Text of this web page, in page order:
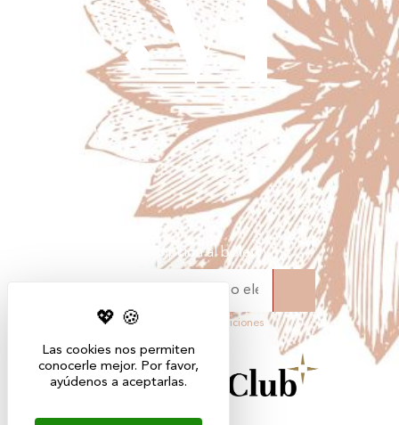
Suscripción al boletín
He leído y acepto las condiciones
Las cookies nos permiten
conocerle mejor. Por favor,
ayúdenos a aceptarlas.